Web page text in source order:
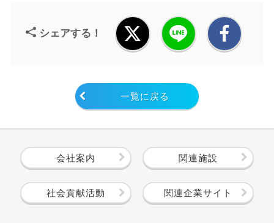
シェアする！
一覧に戻る
会社案内 関連施設
社会貢献活動 関連企業サイト